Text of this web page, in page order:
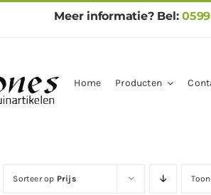
Meer informatie? Bel:0599
Home Producten
Sorteer op Prijs